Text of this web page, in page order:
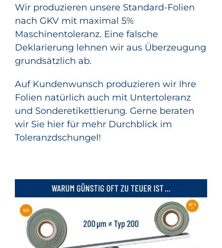
Wir produzieren unsere Standard-Folien
nach GKV mit maximal 5%
Maschinentoleranz. Eine falsche
Deklarierung lehnen wir aus Überzeugung
grundsätzlich ab.
Auf Kundenwunsch produzieren wir Ihre
Folien natürlich auch mit Untertoleranz
und Sonderetikettierung. Gerne beraten
wir Sie hier für mehr Durchblick im
Toleranzdschungel!